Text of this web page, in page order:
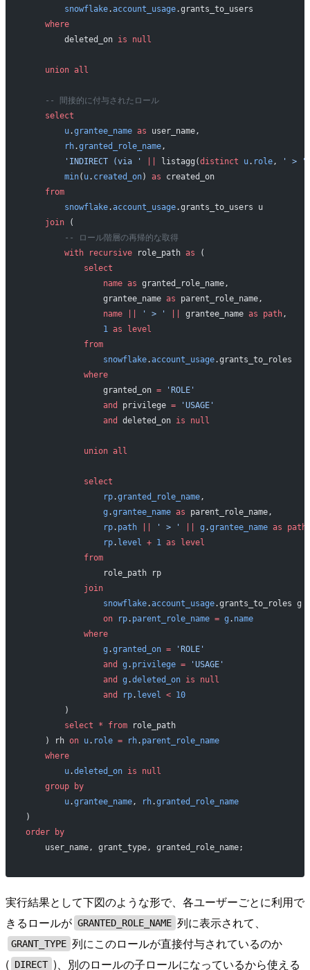
        snowflake
.account_usage.grants_to_users
    where
        deleted_on
is null
    union all
    -- 間接的に付与されたロール
    select
        u
.grantee_name as user_name,
        rh
.granted_role_name,
        'INDIRECT (via '
listagg(distinct u. role, ' > '
        min
( u. created_on) as created_on
    from
        snowflake
.account_usage.grants_to_users u
    join
(
        -- ロール階層の再帰的な取得
        with
recursive role_path as (
            select
                name
as granted_role_name,
                grantee_name
as parent_role_name,
                name
|| ' > ' grantee_name as path,
                1
as level
            from
                snowflake
.account_usage.grants_to_roles
            where
                granted_on
= 'ROLE'
                and
privilege = 'USAGE'
                and
deleted_on is null
            union all
            select
                rp
.granted_role_name,
                g
.grantee_name as parent_role_name,
                rp
. path || ' > ' g .grantee_name as path
                rp
. level + 1 as level
            from
                role_path rp
            join
                snowflake
.account_usage.grants_to_roles g
                on
rp. parent_role_name = g . name
            where
                g
.granted_on = 'ROLE'
                and
g . privilege = 'USAGE'
                and
g .deleted_on is null
                and
rp. level < 10
        )
        select
* from role_path
    ) rh
on u. role = rh. parent_role_name
    where
        u
.deleted_on is null
    group by
        u
.grantee_name, rh.granted_role_name
)
order by
    user_name, grant_type, granted_role_name;
実行結果として下図のような形で、各ユーザーごとに利用で
きるロールが GRANTED_ROLE_NAME 列に表示されて、
GRANT_TYPE 列にこのロールが直接付与されているのか
( DIRECT )、別のロールの子ロールになっているから使える